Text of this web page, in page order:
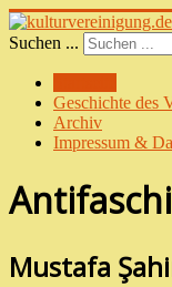
Suchen ...
Geschichte des
Archiv
Impressum &
Mustafa